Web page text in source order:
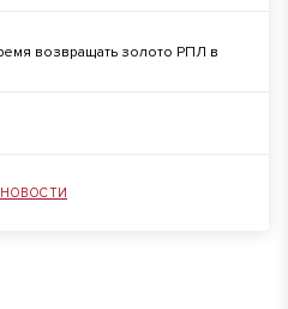
возвращать золото РПЛ в
НОВОСТИ